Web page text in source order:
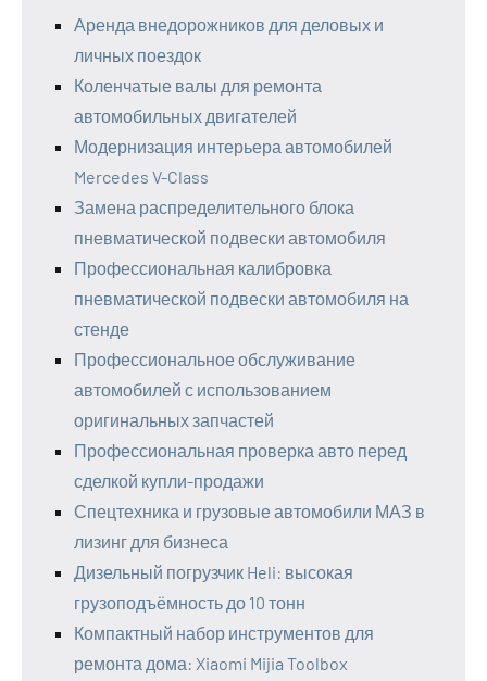
Аренда внедорожников для деловых и
личных поездок
Коленчатые валы для ремонта
автомобильных двигателей
Модернизация интерьера автомобилей
Mercedes V-Class
Замена распределительного блока
пневматической подвески автомобиля
Профессиональная калибровка
пневматической подвески автомобиля на
стенде
Профессиональное обслуживание
автомобилей с использованием
оригинальных запчастей
Профессиональная проверка авто перед
сделкой купли-продажи
Спецтехника и грузовые автомобили МАЗ в
лизинг для бизнеса
Дизельный погрузчик Heli: высокая
грузоподъёмность до 10 тонн
Компактный набор инструментов для
ремонта дома: Xiaomi Mijia Toolbox